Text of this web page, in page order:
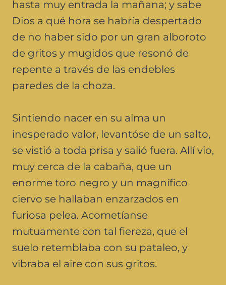
hasta muy entrada la mañana; y sabe
Dios a qué hora se habría despertado
de no haber sido por un gran alboroto
de gritos y mugidos que resonó de
repente a través de las endebles
paredes de la choza.
Sintiendo nacer en su alma un
inesperado valor, levantóse de un salto,
se vistió a toda prisa y salió fuera. Allí vio,
muy cerca de la cabaña, que un
enorme toro negro y un magnífico
ciervo se hallaban enzarzados en
furiosa pelea. Acometíanse
mutuamente con tal fiereza, que el
suelo retemblaba con su pataleo, y
vibraba el aire con sus gritos.